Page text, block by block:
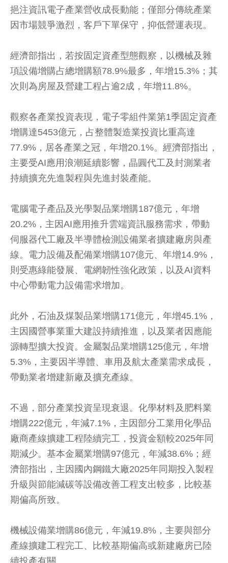
挹注資訊電子產業營收成長動能；僅部分傳統產業
因市場競爭激烈，客戶下單保守，抑低營運表現。
經濟部指出，若按固定資產型態觀察，以機械及雜
項設備增購占總增購額78.9%最多，年增15.3%；其
次則為房屋及營建工程占逾2成，年增11.8%。
觀察各產業投資表現，電子零組件業第1季固定資產
增購達5453億元，占整體製造業投資比重高達
77.9%，居各產業之冠，年增20.1%。經濟部指出，
主要受AI應用浪潮延續影響，晶圓代工及封測業者
持續擴充先進製程與先進封裝產能。
電腦電子產品及光學製品業增購187億元，年增
20.2%，主因AI應用推升雲端資訊服務需求，帶動
伺服器代工廠及半導體檢測設備業者擴建廠房與產
線。電力設備及配備業增購107億元、年增14.9%，
則受惠綠能發展、電網韌性強化政策，以及AI資料
中心帶動電力設備需求增加。
此外，石油及煤製品業增購171億元，年增45.1%，
主因國營事業重大建設持續推進，以及業者因應能
源轉型擴大投資。金屬製品業增購125億元，年增
5.3%，主要因半導體、車用及航太產業需求成長，
帶動業者增建新廠及擴充產線。
不過，部分產業投資呈現衰退。化學材料及肥料業
增購222億元，年減7.1%，主因部分工業用化學品
廠商產線擴建工程陸續完工，投資金額較2025年同
期減少。基本金屬業增購97億元，年減38.6%；經
濟部指出，主因國內鋼鐵大廠2025年同期投入製程
升級與節能減碳等設備改善工程支出較多，比較基
期偏高所致。
機械設備業增購86億元，年減19.8%，主要與部分
產線擴建工程完工、比較基期偏高或新建廠房已陸
續投產有關。